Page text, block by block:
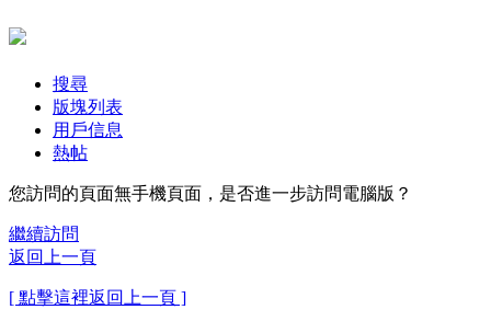
搜尋
版塊列表
用戶信息
熱帖
您訪問的頁面無手機頁面，是否進一步訪問電腦版？
繼續訪問
返回上一頁
[ 點擊這裡返回上一頁 ]